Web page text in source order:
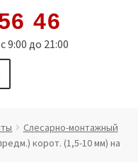
46
до 21:00
Слесарно-монтажный
корот. (1,5-10 мм) на